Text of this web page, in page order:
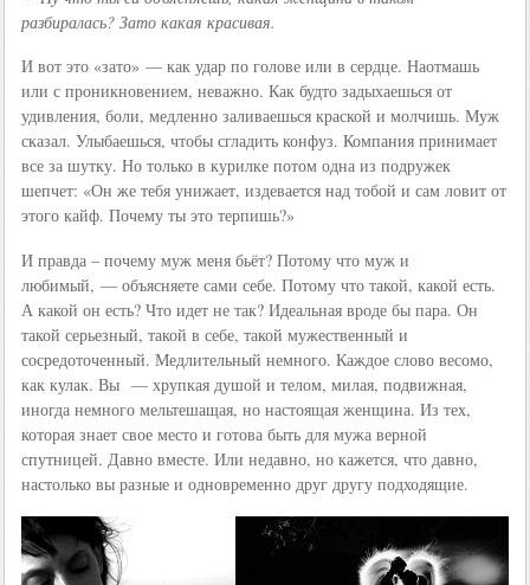
разбиралась? Зато какая красивая.
И вот это «зато» — как удар по голове или в сердце. Наотмашь
или с проникновением, неважно. Как будто задыхаешься от
удивления, боли, медленно заливаешься краской и молчишь. Муж
сказал. Улыбаешься, чтобы сгладить конфуз. Компания принимает
все за шутку. Но только в курилке потом одна из подружек
шепчет: «Он же тебя унижает, издевается над тобой и сам ловит от
этого кайф. Почему ты это терпишь?»
И правда – почему муж меня бьёт? Потому что муж и
любимый, — объясняете сами себе. Потому что такой, какой есть.
А какой он есть? Что идет не так? Идеальная вроде бы пара. Он
такой серьезный, такой в себе, такой мужественный и
сосредоточенный. Медлительный немного. Каждое слово весомо,
как кулак. Вы — хрупкая душой и телом, милая, подвижная,
иногда немного мельтешащая, но настоящая женщина. Из тех,
которая знает свое место и готова быть для мужа верной
спутницей. Давно вместе. Или недавно, но кажется, что давно,
настолько вы разные и одновременно друг другу подходящие.